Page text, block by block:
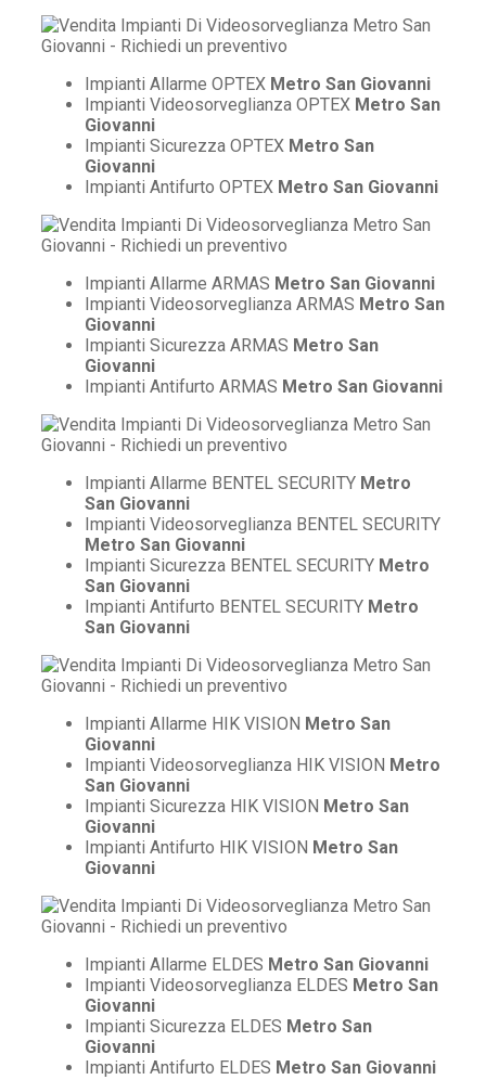
Impianti Allarme OPTEX Metro San Giovanni
Impianti Videosorveglianza OPTEX Metro San
Giovanni
Impianti Sicurezza OPTEX Metro San
Giovanni
Impianti Antifurto OPTEX Metro San Giovanni
Impianti Allarme ARMAS Metro San Giovanni
Impianti Videosorveglianza ARMAS Metro San
Giovanni
Impianti Sicurezza ARMAS Metro San
Giovanni
Impianti Antifurto ARMAS Metro San Giovanni
Impianti Allarme BENTEL SECURITY Metro
San Giovanni
Impianti Videosorveglianza BENTEL SECURITY
Metro San Giovanni
Impianti Sicurezza BENTEL SECURITY Metro
San Giovanni
Impianti Antifurto BENTEL SECURITY Metro
San Giovanni
Impianti Allarme HIK VISION Metro San
Giovanni
Impianti Videosorveglianza HIK VISION Metro
San Giovanni
Impianti Sicurezza HIK VISION Metro San
Giovanni
Impianti Antifurto HIK VISION Metro San
Giovanni
Impianti Allarme ELDES Metro San Giovanni
Impianti Videosorveglianza ELDES Metro San
Giovanni
Impianti Sicurezza ELDES Metro San
Giovanni
Impianti Antifurto ELDES Metro San Giovanni